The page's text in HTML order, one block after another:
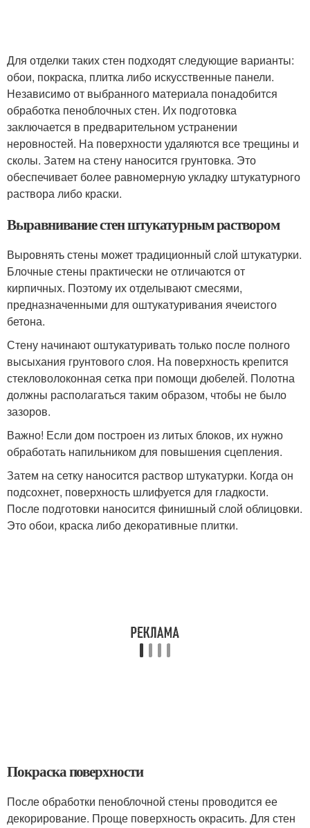
Для отделки таких стен подходят следующие варианты:
обои, покраска, плитка либо искусственные панели.
Независимо от выбранного материала понадобится
обработка пеноблочных стен. Их подготовка
заключается в предварительном устранении
неровностей. На поверхности удаляются все трещины и
сколы. Затем на стену наносится грунтовка. Это
обеспечивает более равномерную укладку штукатурного
раствора либо краски.
Выравнивание стен штукатурным раствором
Выровнять стены может традиционный слой штукатурки.
Блочные стены практически не отличаются от
кирпичных. Поэтому их отделывают смесями,
предназначенными для оштукатуривания ячеистого
бетона.
Стену начинают оштукатуривать только после полного
высыхания грунтового слоя. На поверхность крепится
стекловолоконная сетка при помощи дюбелей. Полотна
должны располагаться таким образом, чтобы не было
зазоров.
Важно! Если дом построен из литых блоков, их нужно
обработать напильником для повышения сцепления.
Затем на сетку наносится раствор штукатурки. Когда он
подсохнет, поверхность шлифуется для гладкости.
После подготовки наносится финишный слой облицовки.
Это обои, краска либо декоративные плитки.
Покраска поверхности
После обработки пеноблочной стены проводится ее
декорирование. Проще поверхность окрасить. Для стен